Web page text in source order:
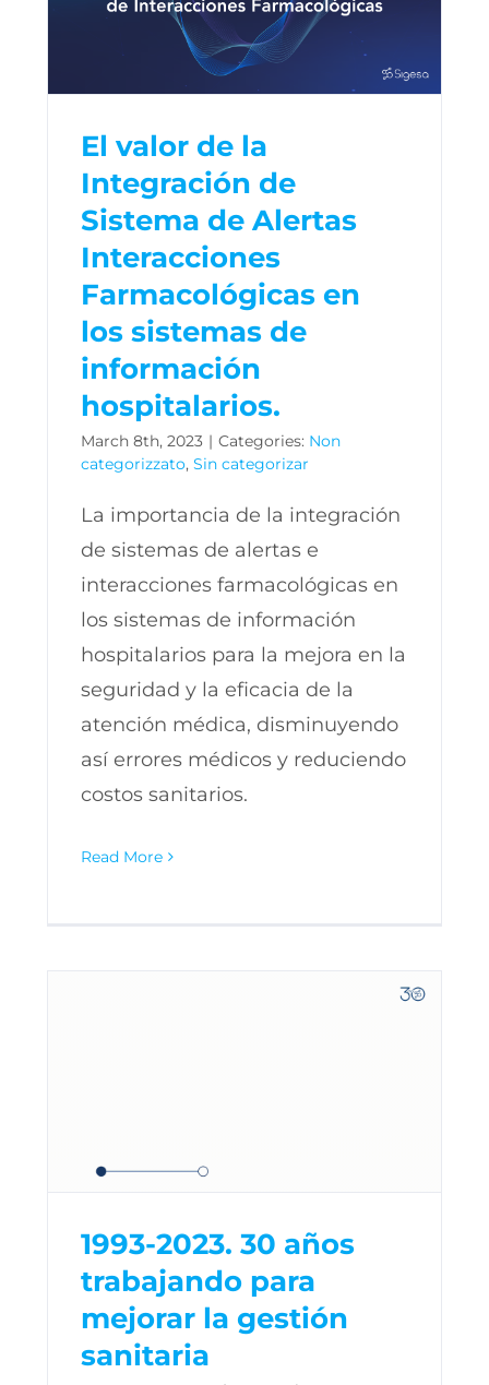
El valor de la
Integración de
Sistema de Alertas
Interacciones
Farmacológicas en
los sistemas de
información
hospitalarios.
March 8th, 2023 | Categories: Non
categorizzato, Sin categorizar
La importancia de la integración
de sistemas de alertas e
interacciones farmacológicas en
los sistemas de información
hospitalarios para la mejora en la
seguridad y la eficacia de la
atención médica, disminuyendo
así errores médicos y reduciendo
costos sanitarios.
Read More
1993-2023. 30 años
trabajando para
mejorar la gestión
sanitaria